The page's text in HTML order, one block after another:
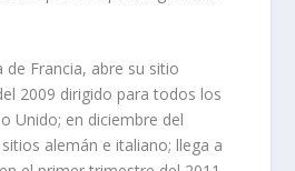
de Francia, abre su sitio
2009 dirigido para todos los
Unido; en diciembre del
alemán e italiano; llega a